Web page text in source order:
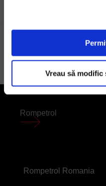
din afara UE care nu
protecție a datelor cu
tehnologiile pe care le
acestora. Aveți opțiunea
urilor în orice moment.
Vreau să
4
SUBSOL
Rompetrol
SECOND
Rompetrol Romania